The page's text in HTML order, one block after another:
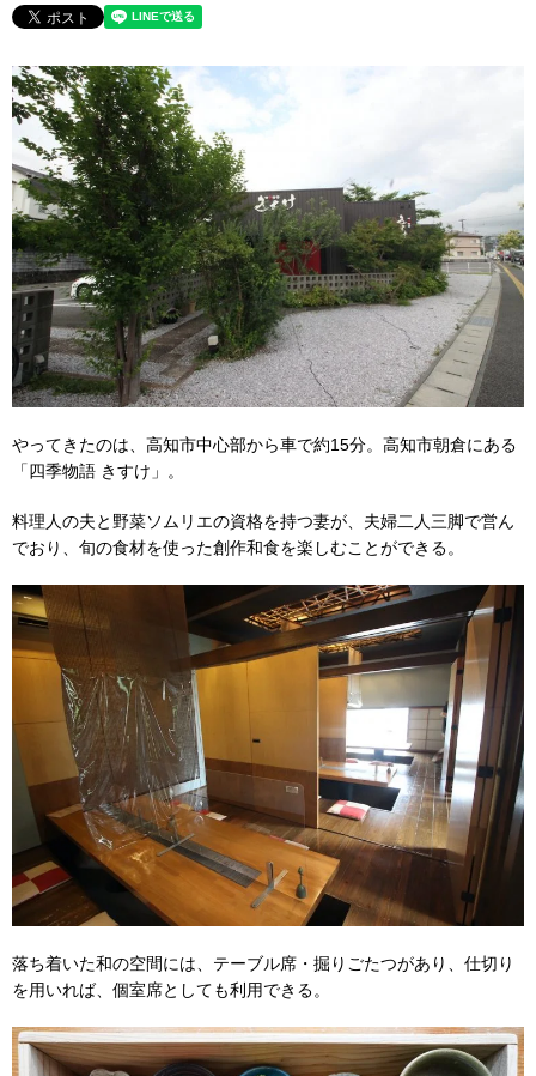
やってきたのは、高知市中心部から車で約15分。高知市朝倉にある
「四季物語 きすけ」。
料理人の夫と野菜ソムリエの資格を持つ妻が、夫婦二人三脚で営ん
でおり、旬の食材を使った創作和食を楽しむことができる。
落ち着いた和の空間には、テーブル席・掘りごたつがあり、仕切り
を用いれば、個室席としても利用できる。